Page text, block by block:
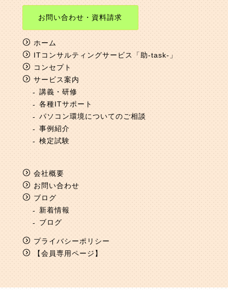
お問い合わせ・資料請求
ホーム
ITコンサルティングサービス「助-task-」
コンセプト
サービス案内
講義・研修
各種ITサポート
パソコン環境についてのご相談
事例紹介
検定試験
会社概要
お問い合わせ
ブログ
新着情報
ブログ
プライバシーポリシー
【会員専用ページ】